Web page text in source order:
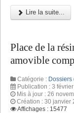
Lire la suite...
Place de la
amovible
Catégorie : Dossiers
Publication : 3
Mis à jour : 26
Création : 30 janvier
Affichages : 15477